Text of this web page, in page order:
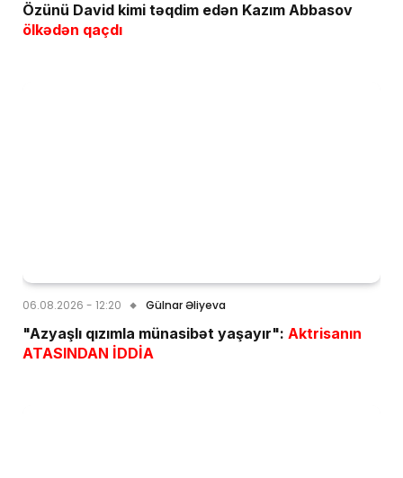
Özünü David kimi təqdim edən Kazım Abbasov
ölkədən qaçdı
06.08.2026 - 12:20 Gülnar Əliyeva
"Azyaşlı qızımla münasibət yaşayır": Aktrisanın
ATASINDAN İDDİA